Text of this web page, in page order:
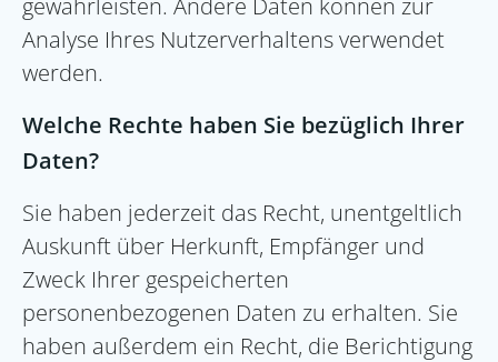
gewährleisten. Andere Daten können zur
Analyse Ihres Nutzerverhaltens verwendet
werden.
Welche Rechte haben Sie bezüglich Ihrer
Daten?
Sie haben jederzeit das Recht, unentgeltlich
Auskunft über Herkunft, Empfänger und
Zweck Ihrer gespeicherten
personenbezogenen Daten zu erhalten. Sie
haben außerdem ein Recht, die Berichtigung